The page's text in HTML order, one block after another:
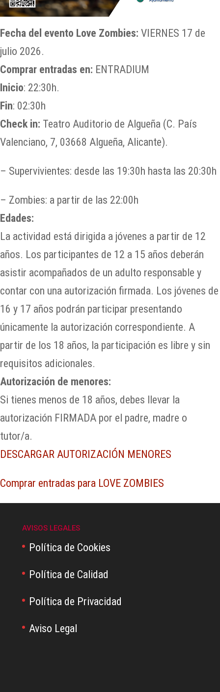
Fecha del evento Love Zombies: VIERNES 17 de
julio 2026.
Comprar entradas en: ENTRADIUM
Inicio: 22:30h.
Fin: 02:30h
Check in: Teatro Auditorio de Algueña (C. País
Valenciano, 7, 03668 Algueña, Alicante).
– Supervivientes: desde las 19:30h hasta las 20:30h
– Zombies: a partir de las 22:00h
Edades:
La actividad está dirigida a jóvenes a partir de 12
años. Los participantes de 12 a 15 años deberán
asistir acompañados de un adulto responsable y
contar con una autorización firmada. Los jóvenes de
16 y 17 años podrán participar presentando
únicamente la autorización correspondiente. A
partir de los 18 años, la participación es libre y sin
requisitos adicionales.
Autorización de menores:
Si tienes menos de 18 años, debes llevar la
autorización FIRMADA por el padre, madre o
tutor/a.
DESCARGAR AUTORIZACIÓN MENORES
Comprar entradas para LOVE ZOMBIES
AVISOS LEGALES
Política de Cookies
Política de Calidad
Política de Privacidad
Aviso Legal